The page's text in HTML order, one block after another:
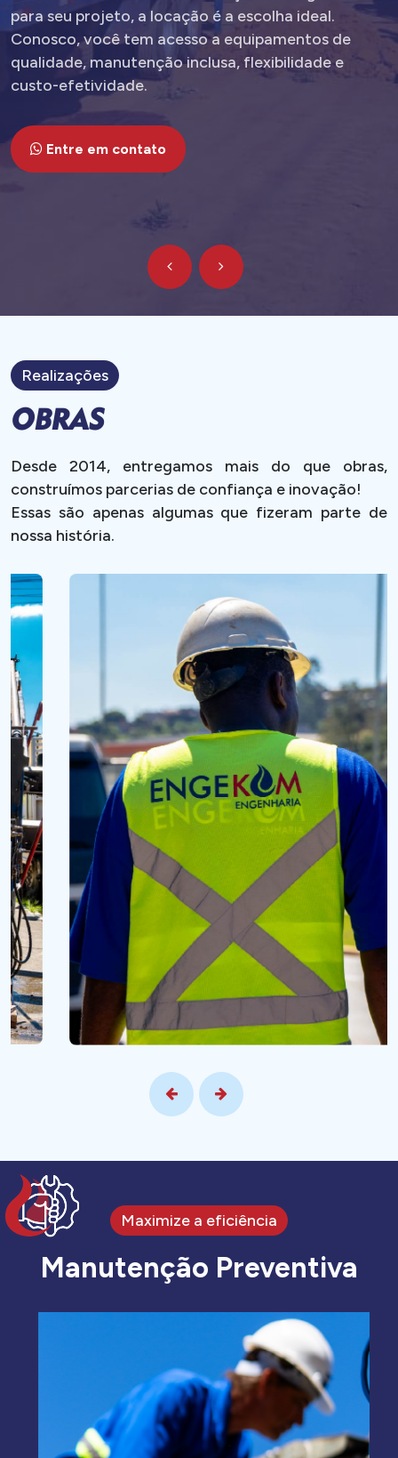
para seu projeto, a locação é a escolha ideal.
Conosco, você tem acesso a equipamentos de
qualidade, manutenção inclusa, flexibilidade e
custo-efetividade.
Entre em contato
Realizações
OBRAS
Desde 2014, entregamos mais do que obras,
construímos parcerias de confiança e inovação!
Essas são apenas algumas que fizeram parte de
nossa história.
Maximize a eficiência
Manutenção Preventiva